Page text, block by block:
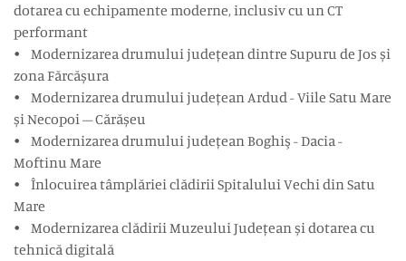
dotarea cu echipamente moderne, inclusiv cu un CT
performant
• Modernizarea drumului județean dintre Supuru de Jos și
zona Fărcășura
• Modernizarea drumului județean Ardud - Viile Satu Mare
și Necopoi – Cărășeu
• Modernizarea drumului județean Boghiş - Dacia -
Moftinu Mare
• Înlocuirea tâmplăriei clădirii Spitalului Vechi din Satu
Mare
• Modernizarea clădirii Muzeului Județean și dotarea cu
tehnică digitală